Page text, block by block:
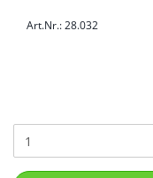
Art.Nr.: 28.032